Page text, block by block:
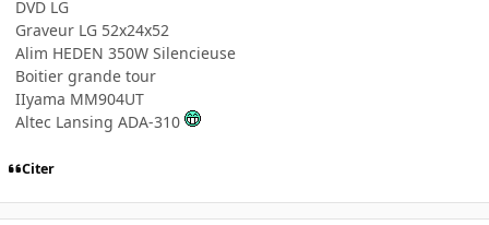
DVD LG
Graveur LG 52x24x52
Alim HEDEN 350W Silencieuse
Boitier grande tour
IIyama MM904UT
Altec Lansing ADA-310
Citer